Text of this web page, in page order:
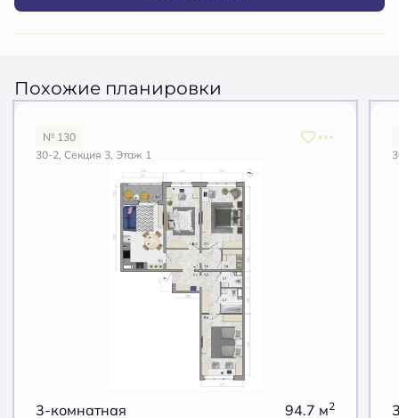
Похожие планировки
№ 130
30-2, Секция 3, Этаж 1
3-комнатная 94.7 м2